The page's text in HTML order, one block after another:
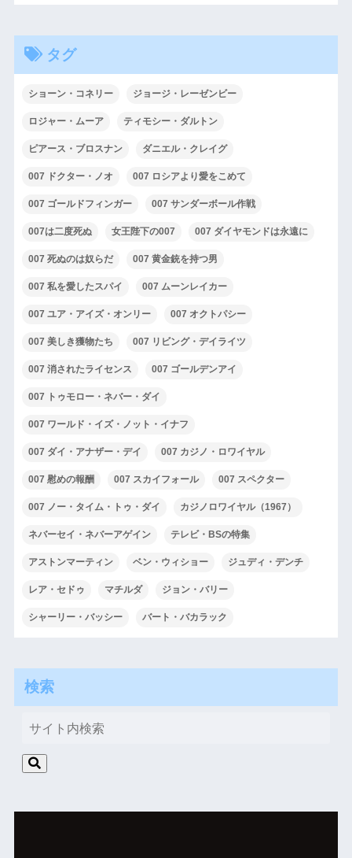
タグ
ショーン・コネリー ジョージ・レーゼンビー
ロジャー・ムーア ティモシー・ダルトン
ピアース・ブロスナン ダニエル・クレイグ
007 ドクター・ノオ 007 ロシアより愛をこめて
007 ゴールドフィンガー 007 サンダーボール作戦
007は二度死ぬ 女王陛下の007 007 ダイヤモンドは永遠に
007 死ぬのは奴らだ 007 黄金銃を持つ男
007 私を愛したスパイ 007 ムーンレイカー
007 ユア・アイズ・オンリー 007 オクトパシー
007 美しき獲物たち 007 リビング・デイライツ
007 消されたライセンス 007 ゴールデンアイ
007 トゥモロー・ネバー・ダイ
007 ワールド・イズ・ノット・イナフ
007 ダイ・アナザー・デイ 007 カジノ・ロワイヤル
007 慰めの報酬 007 スカイフォール 007 スペクター
007 ノー・タイム・トゥ・ダイ カジノロワイヤル（1967）
ネバーセイ・ネバーアゲイン テレビ・BSの特集
アストンマーティン ベン・ウィショー ジュディ・デンチ
レア・セドゥ マチルダ ジョン・バリー
シャーリー・バッシー バート・バカラック
検索